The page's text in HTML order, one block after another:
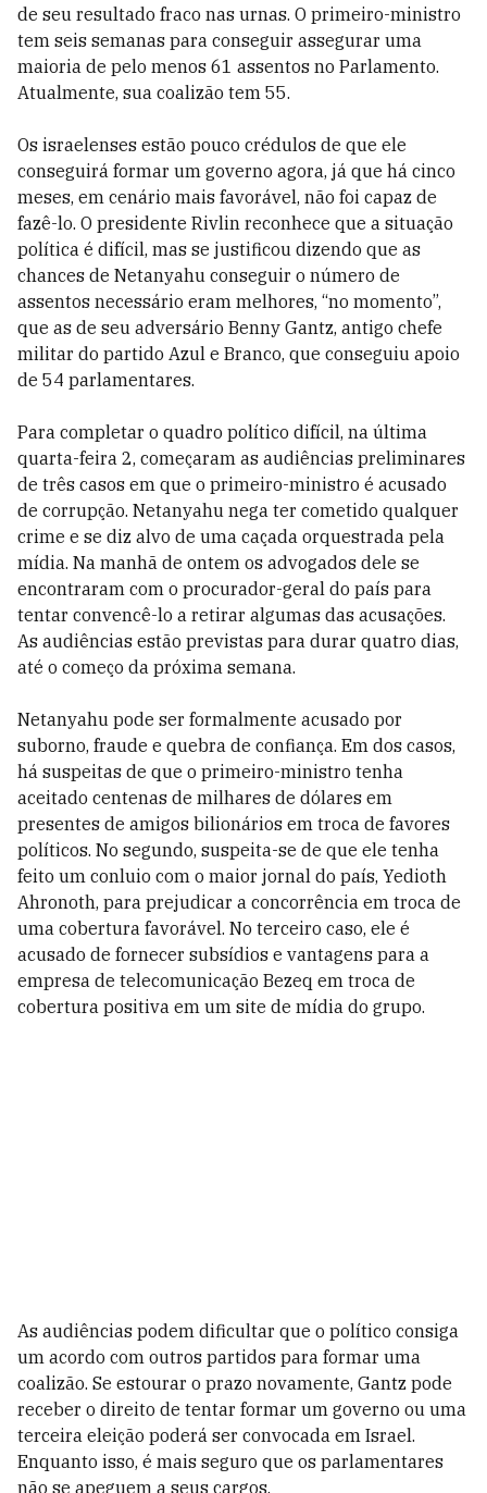
de seu resultado fraco nas urnas. O primeiro-ministro
tem seis semanas para conseguir assegurar uma
maioria de pelo menos 61 assentos no Parlamento.
Atualmente, sua coalizão tem 55.
Os israelenses estão pouco crédulos de que ele
conseguirá formar um governo agora, já que há cinco
meses, em cenário mais favorável, não foi capaz de
fazê-lo. O presidente Rivlin reconhece que a situação
política é difícil, mas se justificou dizendo que as
chances de Netanyahu conseguir o número de
assentos necessário eram melhores, “no momento”,
que as de seu adversário Benny Gantz, antigo chefe
militar do partido Azul e Branco, que conseguiu apoio
de 54 parlamentares.
Para completar o quadro político difícil, na última
quarta-feira 2, começaram as audiências preliminares
de três casos em que o primeiro-ministro é acusado
de corrupção. Netanyahu nega ter cometido qualquer
crime e se diz alvo de uma caçada orquestrada pela
mídia. Na manhã de ontem os advogados dele se
encontraram com o procurador-geral do país para
tentar convencê-lo a retirar algumas das acusações.
As audiências estão previstas para durar quatro dias,
até o começo da próxima semana.
Netanyahu pode ser formalmente acusado por
suborno, fraude e quebra de confiança. Em dos casos,
há suspeitas de que o primeiro-ministro tenha
aceitado centenas de milhares de dólares em
presentes de amigos bilionários em troca de favores
políticos. No segundo, suspeita-se de que ele tenha
feito um conluio com o maior jornal do país, Yedioth
Ahronoth, para prejudicar a concorrência em troca de
uma cobertura favorável. No terceiro caso, ele é
acusado de fornecer subsídios e vantagens para a
empresa de telecomunicação Bezeq em troca de
cobertura positiva em um site de mídia do grupo.
As audiências podem dificultar que o político consiga
um acordo com outros partidos para formar uma
coalizão. Se estourar o prazo novamente, Gantz pode
receber o direito de tentar formar um governo ou uma
terceira eleição poderá ser convocada em Israel.
Enquanto isso, é mais seguro que os parlamentares
não se apeguem a seus cargos.